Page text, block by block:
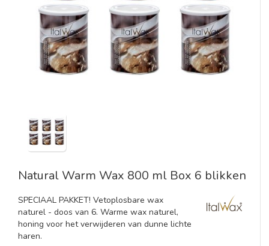
Natural Warm Wax 800 ml Box 6 blikken
SPECIAAL PAKKET! Vetoplosbare wax
naturel - doos van 6. Warme wax naturel,
honing voor het verwijderen van dunne lichte
haren.